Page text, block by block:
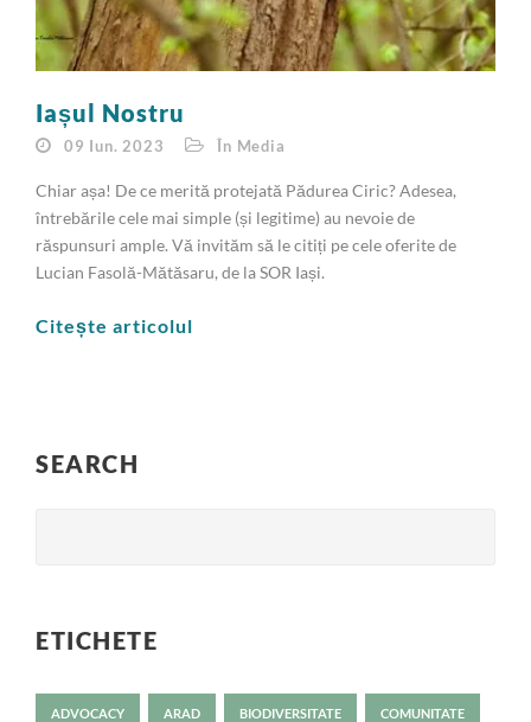
Iașul Nostru
09 Iun. 2023 În Media
Chiar așa! De ce merită protejată Pădurea Ciric? Adesea,
întrebările cele mai simple (și legitime) au nevoie de
răspunsuri ample. Vă invităm să le citiți pe cele oferite de
Lucian Fasolă-Mătăsaru, de la SOR Iași.
Citește articolul
SEARCH
ETICHETE
ADVOCACY ARAD BIODIVERSITATE COMUNITATE